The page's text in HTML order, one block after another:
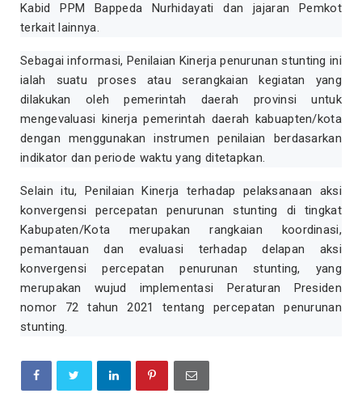
Kabid PPM Bappeda Nurhidayati dan jajaran Pemkot
terkait lainnya.
Sebagai informasi, Penilaian Kinerja penurunan stunting ini
ialah suatu proses atau serangkaian kegiatan yang
dilakukan oleh pemerintah daerah provinsi untuk
mengevaluasi kinerja pemerintah daerah kabuapten/kota
dengan menggunakan instrumen penilaian berdasarkan
indikator dan periode waktu yang ditetapkan.
Selain itu, Penilaian Kinerja terhadap pelaksanaan aksi
konvergensi percepatan penurunan stunting di tingkat
Kabupaten/Kota merupakan rangkaian koordinasi,
pemantauan dan evaluasi terhadap delapan aksi
konvergensi percepatan penurunan stunting, yang
merupakan wujud implementasi Peraturan Presiden
nomor 72 tahun 2021 tentang percepatan penurunan
stunting.